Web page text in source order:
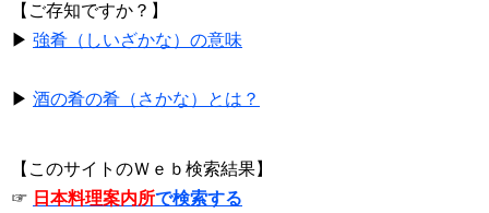
【ご存知ですか？】
▶ 強肴（しいざかな）の意味
▶ 酒の肴の肴（さかな）とは？
【このサイトのＷｅｂ検索結果】
☞ 日本料理案内所で検索する